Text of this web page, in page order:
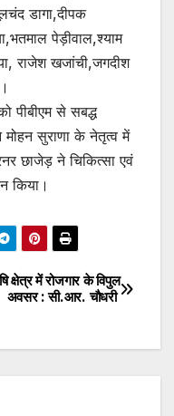
डागा,दीपक
पेड़ीवाल,श्याम
राजेश खजांची,जगदीश
पीबीएम से सबद्ध
मोहन सुराणा के नेतृत्व में
छाजेड़ ने चिकित्सा एवं
किया।
क्षेत्र में रोजगार के विपुल
अवसर : सी.आर. चौधरी